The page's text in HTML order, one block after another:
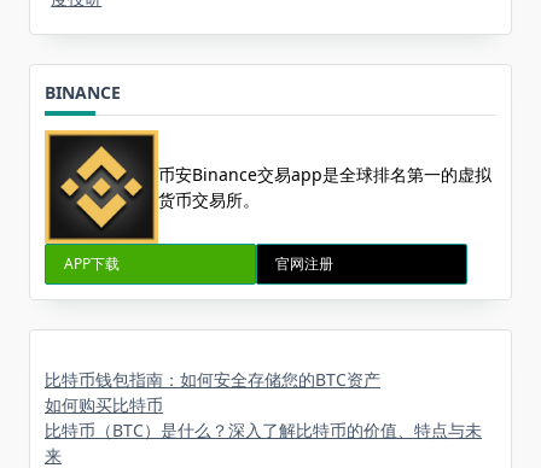
BINANCE
币安Binance交易app是全球排名第一的虚拟
货币交易所。
APP下载 官网注册
比特币钱包指南：如何安全存储您的BTC资产
如何购买比特币
比特币（BTC）是什么？深入了解比特币的价值、特点与未
来